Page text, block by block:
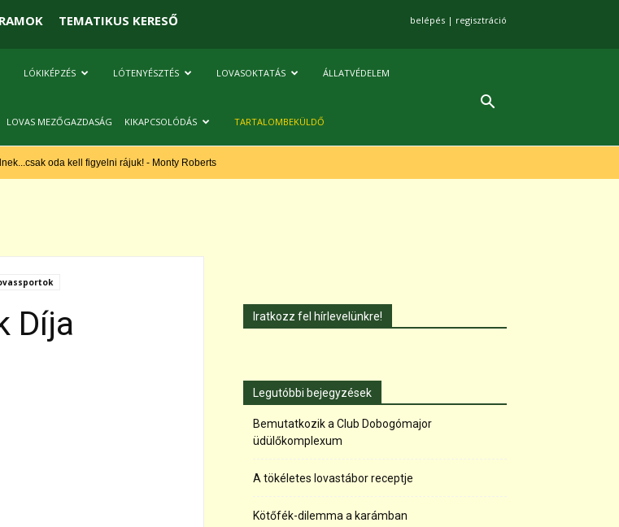
TEMATIKUS KERESŐ belépés | regisztráció
LÓKIKÉPZÉS LÓTENYÉSZTÉS LOVASOKTATÁS ÁLLATVÉDELEM
LOVAS MEZŐGAZDASÁG KIKAPCSOLÓDÁS TARTALOMBEKÜLDŐ
oda kell figyelni rájuk! - Monty Roberts
Díja
Iratkozz fel hírlevelünkre!
Legutóbbi bejegyzések
Bemutatkozik a Club Dobogómajor
üdülőkomplexum
A tökéletes lovastábor receptje
Kötőfék-dilemma a karámban